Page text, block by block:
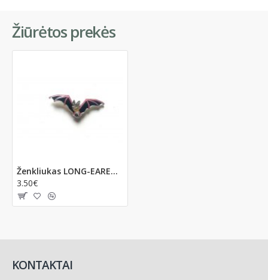
Žiūrėtos prekės
Ženkliukas LONG-EARED BAT / Rudasis ausylis
3.50€
KONTAKTAI